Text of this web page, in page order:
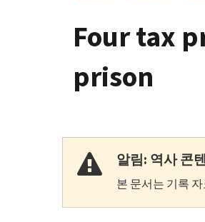
게
이
바
Four tax
prison
알림: 역사 콘
본 문서는 기록